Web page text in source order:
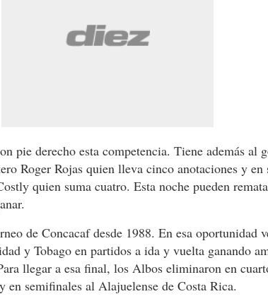
pie derecho esta competencia. Tiene además al
Roger Rojas quien lleva cinco anotaciones y en
quien suma cuatro. Esta noche pueden
de Concacaf desde 1988. En esa oportunidad
y Tobago en partidos a ida y vuelta ganando
llegar a esa final, los Albos eliminaron en
semifinales al Alajuelense de Costa Rica.